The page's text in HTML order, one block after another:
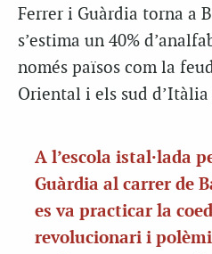
Ferrer i Guàrdia torna a
s’estima un 40%
només països com la
Oriental i els sud d’Itàlia
A l’escola istal·lada
Guàrdia al carrer de
es va practicar la
revolucionari i